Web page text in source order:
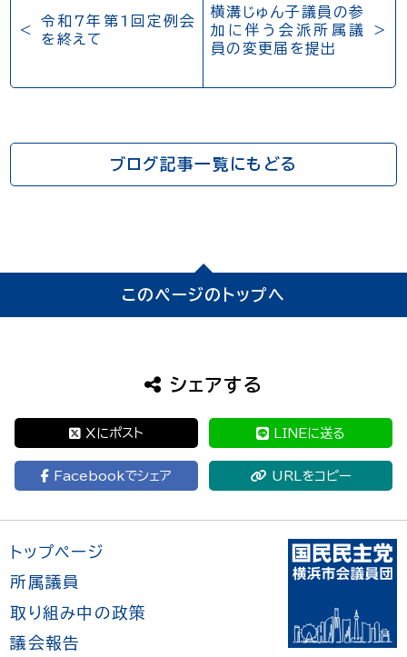
稿令和7年第1回定例会
を終えて
横溝じゅん子議員の参
加に伴う会派所属議
員の変更届を提出
ブログ記事一覧にもどる
このページのトップへ
シェアする
Xにポスト LINEに送る
Facebookでシェア URLをコピー
トップページ
所属議員
取り組み中の政策
議会報告